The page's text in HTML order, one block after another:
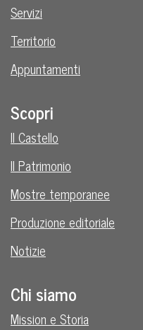
Servizi
Territorio
Appuntamenti
Scopri
Il Castello
Il Patrimonio
Mostre temporanee
Produzione editoriale
Notizie
Chi siamo
Mission e Storia